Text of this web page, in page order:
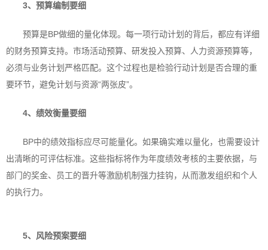
3、 预算编制要细
预算是BP做细的量化体现。每一项行动计划的背后，都应有详细
的财务预算支持。市场活动预算、研发投入预算、人力资源预算等，
必须与业务计划严格匹配。这个过程也是检验行动计划是否合理的重
要环节，避免计划与资源“两张皮”。
4、 绩效衡量要细
BP中的绩效指标应尽可能量化。如果确实难以量化，也需要设计
出清晰的可评估标准。这些指标将作为年度绩效考核的主要依据，与
部门的奖金、员工的晋升等激励机制强力挂钩，从而激发组织和个人
的执行力。
5、 风险预案要细